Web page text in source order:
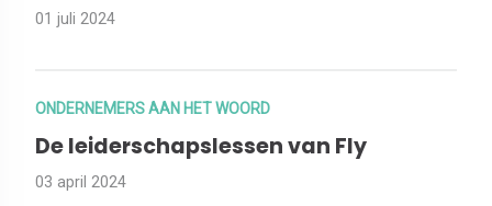
01 juli 2024
ONDERNEMERS AAN HET WOORD
De leiderschapslessen van Fly
03 april 2024